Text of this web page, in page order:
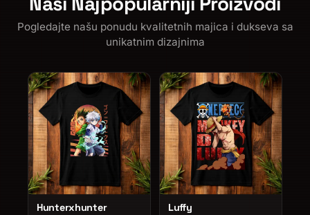
Pogledajte našu ponudu kvalitetnih majica i dukseva sa
unikatnim dizajnima
Hunterxhunter Luffy